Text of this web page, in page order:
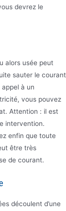
devrez le
alors usée peut
sauter le courant
à un
vous pouvez
Attention : il est
intervention.
enfin que toute
être très
de courant.
découlent d’une